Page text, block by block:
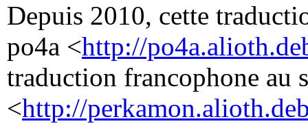
Depuis 2010, cette
po4a <http://
traduction francophone au
<http://